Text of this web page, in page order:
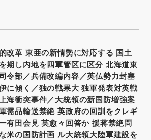
改革 東亜の新情勢に対応する 国土
期し内地を四軍管区に区分 北海道東
令部／兵備改編内容／英仏勢力封塞
に傾く／独の戦果大 独軍発表対英戦
海衝突事件／大統領の新国防増強案
需品輸送禁絶 英政府の回訓をクレギ
有田会見 英愈々回答か 援蒋禁絶問
米の国防計画 ル大統領大陸軍建設を